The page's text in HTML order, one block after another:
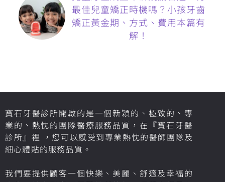
最佳兒童矯正時機嗎？小孩牙齒
矯正黃金期、方式、費用本篇有
解！
寶石牙醫診所開啟的是一個新穎的、極致的、專
業的、熱忱的團隊醫療服務品質，在『寶石牙醫
診所』裡 ，您可以感受到專業熱忱的醫師團隊及
細心體貼的服務品質。
我們要提供顧客一個快樂、美麗、舒適及幸福的